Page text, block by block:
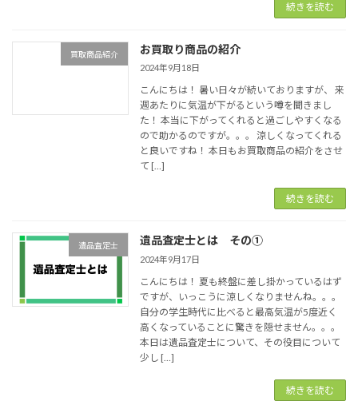
続きを読む
買取商品紹介 お買取り商品の紹介
2024年9月18日
こんにちは！ 暑い日々が続いておりますが、 来
週あたりに気温が下がるという噂を聞きまし
た！ 本当に下がってくれると過ごしやすくなる
ので助かるのですが。。。 涼しくなってくれる
と良いですね！ 本日もお買取商品の紹介をさせ
て […]
続きを読む
遺品査定士 遺品査定士とは その①
2024年9月17日
こんにちは！ 夏も終盤に差し掛かっているはず
ですが、いっこうに涼しくなりませんね。。。
自分の学生時代に比べると最高気温が5度近く
高くなっていることに驚きを隠せません。。。
本日は遺品査定士について、その役目について
少し […]
続きを読む